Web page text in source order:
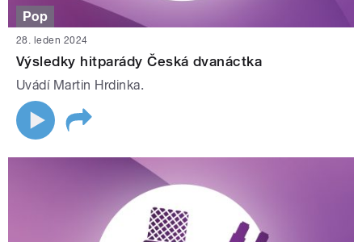
Pop
28. leden 2024
Výsledky hitparády Česká dvanáctka
Uvádí Martin Hrdinka.